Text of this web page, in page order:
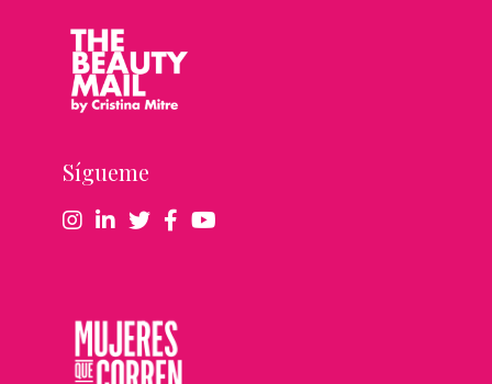
Sígueme